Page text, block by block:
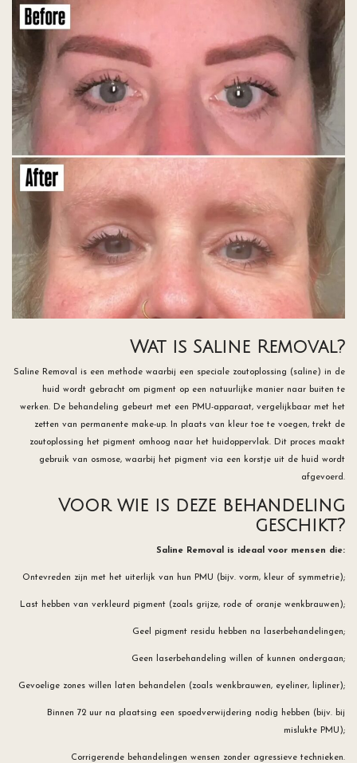
Wat is Saline Removal?
Saline Removal is een methode waarbij een speciale zoutoplossing (saline) in de
huid wordt gebracht om pigment op een natuurlijke manier naar buiten te
werken. De behandeling gebeurt met een PMU-apparaat, vergelijkbaar met het
zetten van permanente make-up. In plaats van kleur toe te voegen, trekt de
zoutoplossing het pigment omhoog naar het huidoppervlak. Dit proces maakt
gebruik van osmose, waarbij het pigment via een korstje uit de huid wordt
afgevoerd.
Voor wie is deze behandeling
geschikt?
Saline Removal is ideaal voor mensen die:
Ontevreden zijn met het uiterlijk van hun PMU (bijv. vorm, kleur of symmetrie);
Last hebben van verkleurd pigment (zoals grijze, rode of oranje wenkbrauwen);
Geel pigment residu hebben na laserbehandelingen;
Geen laserbehandeling willen of kunnen ondergaan;
Gevoelige zones willen laten behandelen (zoals wenkbrauwen, eyeliner, lipliner);
Binnen 72 uur na plaatsing een spoedverwijdering nodig hebben (bijv. bij
mislukte PMU);
Corrigerende behandelingen wensen zonder agressieve technieken.